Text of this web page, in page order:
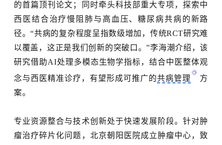
的首篇顶刊论文；同时牵头科技部重大专项，探索中
西医结合治疗慢阻肺与高血压、糖尿病共病的新路
径。“共病的复杂程度呈指数级增加，传统RCT研究难
以覆盖，这正是我们创新的突破口。”李海潮介绍，该
研究借助AI处理多模态生物学指标，结合中医整体观
念与西医精准诊疗，有望形成可推广的共病管理
方
案。
专业资源整合与技术创新处于快速发展阶段。针对肿
瘤治疗碎片化问题，北京朝阳医院成立肿瘤中心，致